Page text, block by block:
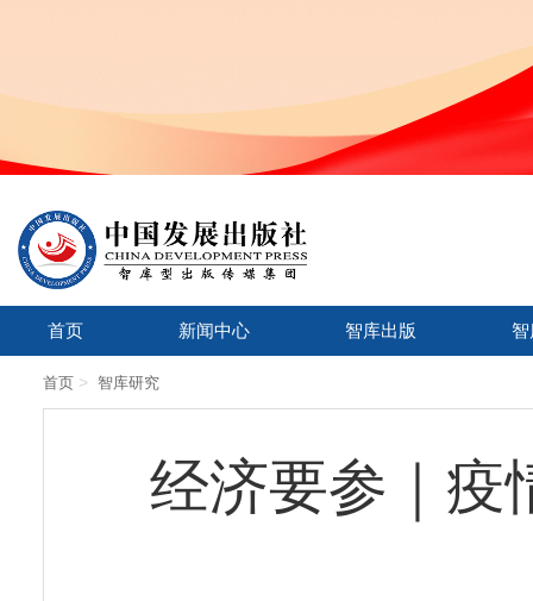
首页 新闻中心 智库出版
首页 > 智库研究
经济要参｜疫